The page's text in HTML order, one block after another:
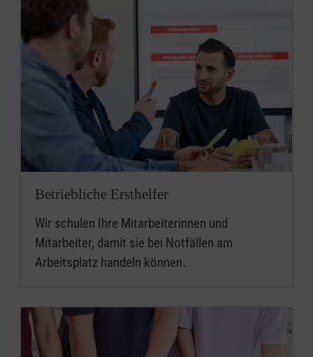
Betriebliche Ersthelfer
Wir schulen Ihre Mitarbeiterinnen und
Mitarbeiter, damit sie bei Notfällen am
Arbeitsplatz handeln können.